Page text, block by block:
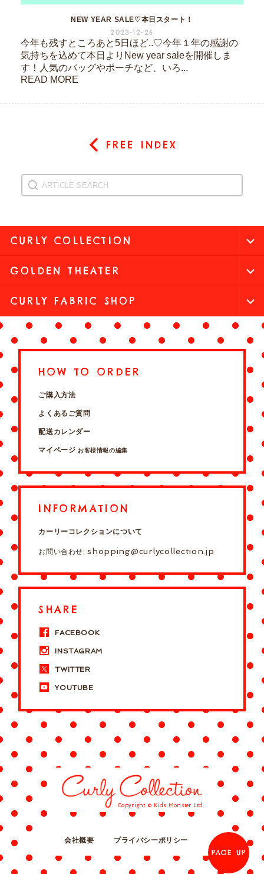
NEW YEAR SALE♡本日スタート！
2023-12-26
今年も残すところあと5日ほど..♡今年１年の感謝の
気持ちを込めて本日よりNew year saleを開催しま
す！人気のバッグやポーチなど、いろ...
READ MORE
FREE INDEX
CURLY COLLECTION
GOLDEN THEATER
CURLY FABRIC SHOP
HOW TO ORDER
ご購入方法
よくあるご質問
配送カレンダー
マイページ お客様情報の編集
INFORMATION
カーリーコレクションについて
お問い合わせ:shopping@curlycollection.jp
SHARE
FACEBOOK
INSTAGRAM
TWITTER
YOUTUBE
Copyright © Kids Monster Ltd.
会社概要
プライバシーポリシー
PAGE UP